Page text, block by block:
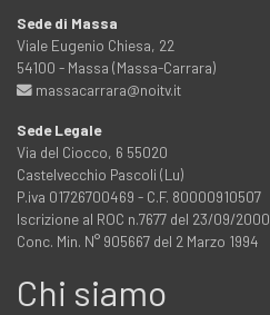
Sede di Massa
Viale Eugenio Chiesa, 22
54100 - Massa (Massa-Carrara)
massacarrara@noitv.it
Sede Legale
Via del Ciocco, 6 55020
Castelvecchio Pascoli (Lu)
P.iva 01726700469 - C.F. 80000910507
Iscrizione al ROC n.7677 del 23/09/2000
Conc. Min. N° 905667 del 2 Marzo 1994
Chi siamo